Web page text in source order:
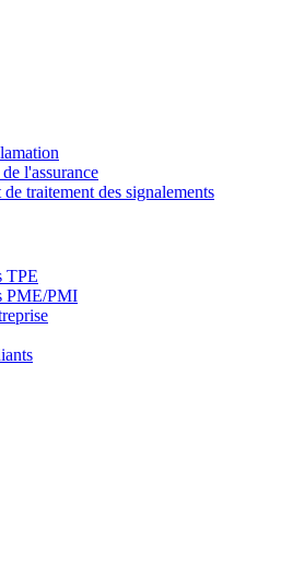
l'assurance
traitement des signalements
TPE
PME/PMI